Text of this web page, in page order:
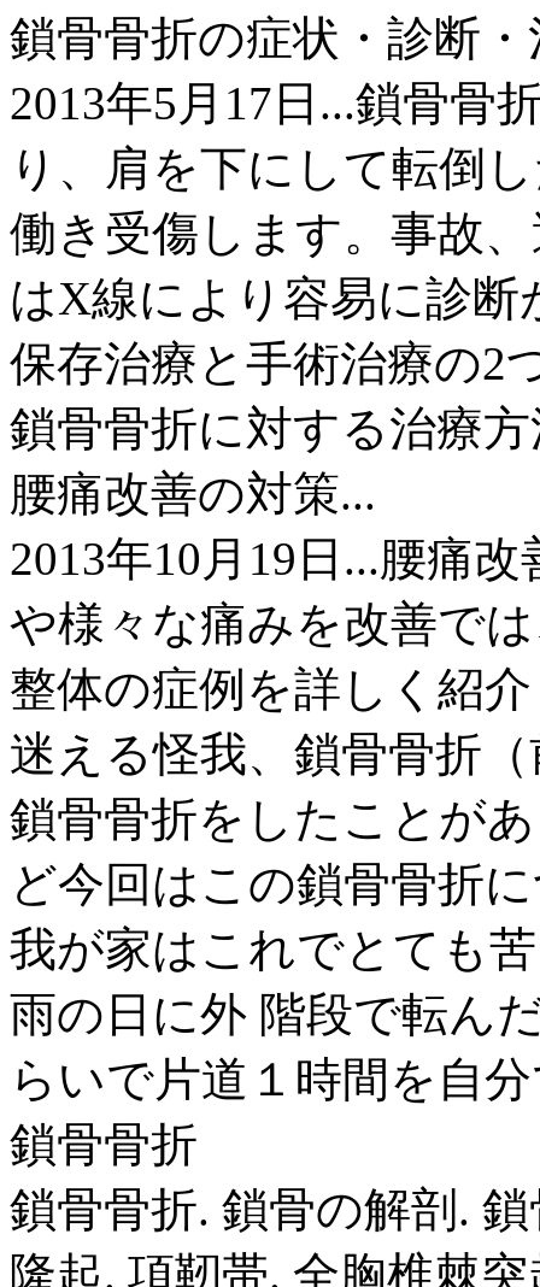
鎖骨骨折の症状・診断
2013年5月17日...鎖骨骨
り、肩を下にして転倒
働き受傷します。事故
はX線により容易に診
保存治療と手術治療の2
鎖骨骨折に対する治療
腰痛改善の対策...
2013年10月19日...腰痛
や様々な痛みを改善で
整体の症例を詳しく紹
迷える怪我、鎖骨骨折
鎖骨骨折をしたことが
ど今回はこの鎖骨骨折
我が家はこれでとても
雨の日に外 階段で転ん
らいで片道１時間を自
鎖骨骨折
鎖骨骨折. 鎖骨の解剖.
隆起. 項靭帯. 全胸椎棘